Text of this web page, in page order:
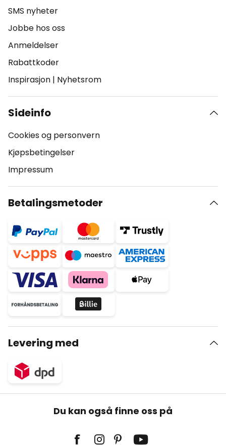
SMS nyheter
Jobbe hos oss
Anmeldelser
Rabattkoder
Inspirasjon | Nyhetsrom
Sideinfo
Cookies og personvern
Kjøpsbetingelser
Impressum
Betalingsmetoder
Levering med
Du kan også finne oss på